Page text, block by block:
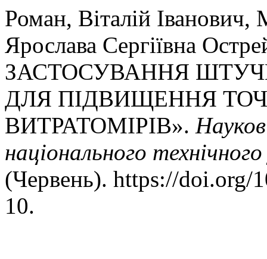
Роман, Віталій Іванович,
Ярослава Сергіївна
ЗАСТОСУВАННЯ
ДЛЯ ПІДВИЩЕННЯ
ВИТРАТОМІРІВ».
національного
(Червень). https://doi.org/
10.